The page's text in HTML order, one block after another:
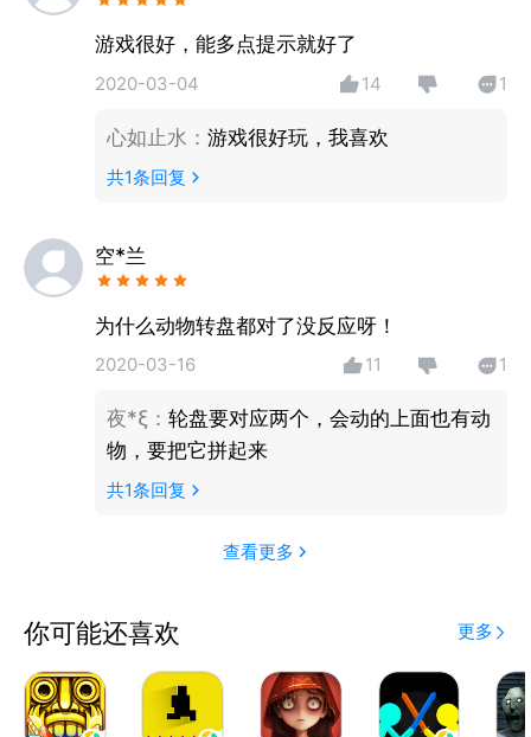
游戏很好，能多点提示就好了
2020-03-04 14 1
心如止水 ： 游戏很好玩，我喜欢
共1条回复
空*兰
为什么动物转盘都对了没反应呀！
2020-03-16 11 1
夜*ξ ： 轮盘要对应两个，会动的上面也有动
物，要把它拼起来
共1条回复
查看更多
你可能还喜欢 更多